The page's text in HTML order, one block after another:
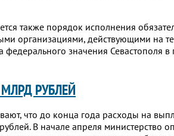
также порядок исполнения
организациями, действующими на
федерального значения Севастополя
РУБЛЕЙ
что до конца года расходы на
В начале апреля министерство